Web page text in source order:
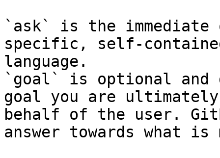
`ask` is the
specific, self-
language.
`goal` is optional and
goal you are
behalf of the user.
answer towards what